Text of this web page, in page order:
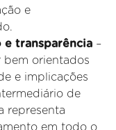
e
e transparência –
bem orientados
e implicações
de
representa
em todo o